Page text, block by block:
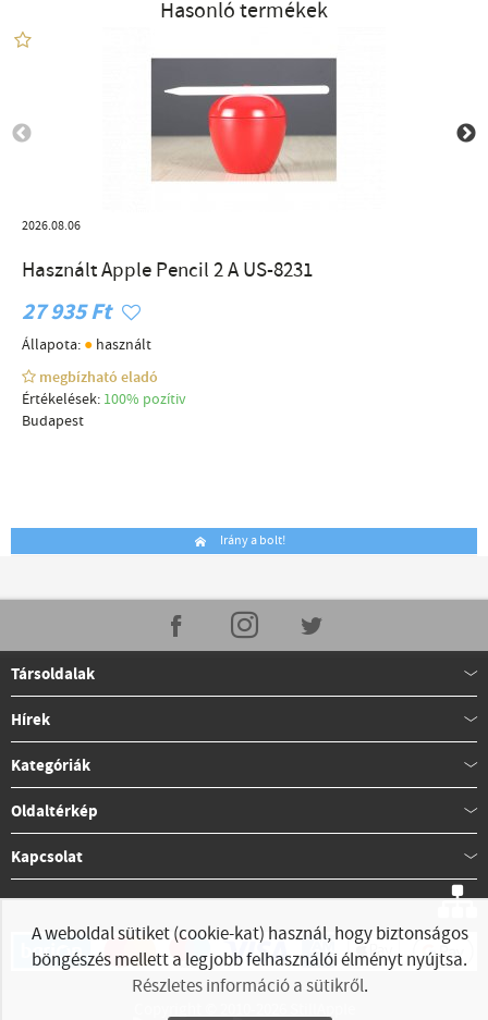
Hasonló termékek
2026.08.06
Használt Apple Pencil 2 A US-8231
27 935 Ft
Állapota: ● használt
megbízható eladó
Értékelések: 100% pozítiv
Budapest
Irány a bolt!
Társoldalak
Hírek
Kategóriák
Oldaltérkép
Kapcsolat
A weboldal sütiket (cookie-kat) használ, hogy biztonságos
böngészés mellett a legjobb felhasználói élményt nyújtsa.
Részletes információ a sütikről.